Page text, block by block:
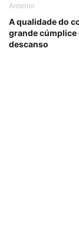
Anterior
A qualidade do
grande cúmplice
descanso